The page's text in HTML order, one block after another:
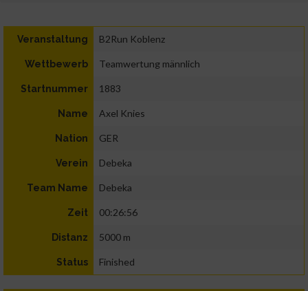
Veranstaltung B2Run Koblenz
Wettbewerb Teamwertung männlich
Startnummer 1883
Name Axel Knies
Nation GER
Verein Debeka
Team Name Debeka
Zeit 00:26:56
Distanz 5000 m
Status Finished